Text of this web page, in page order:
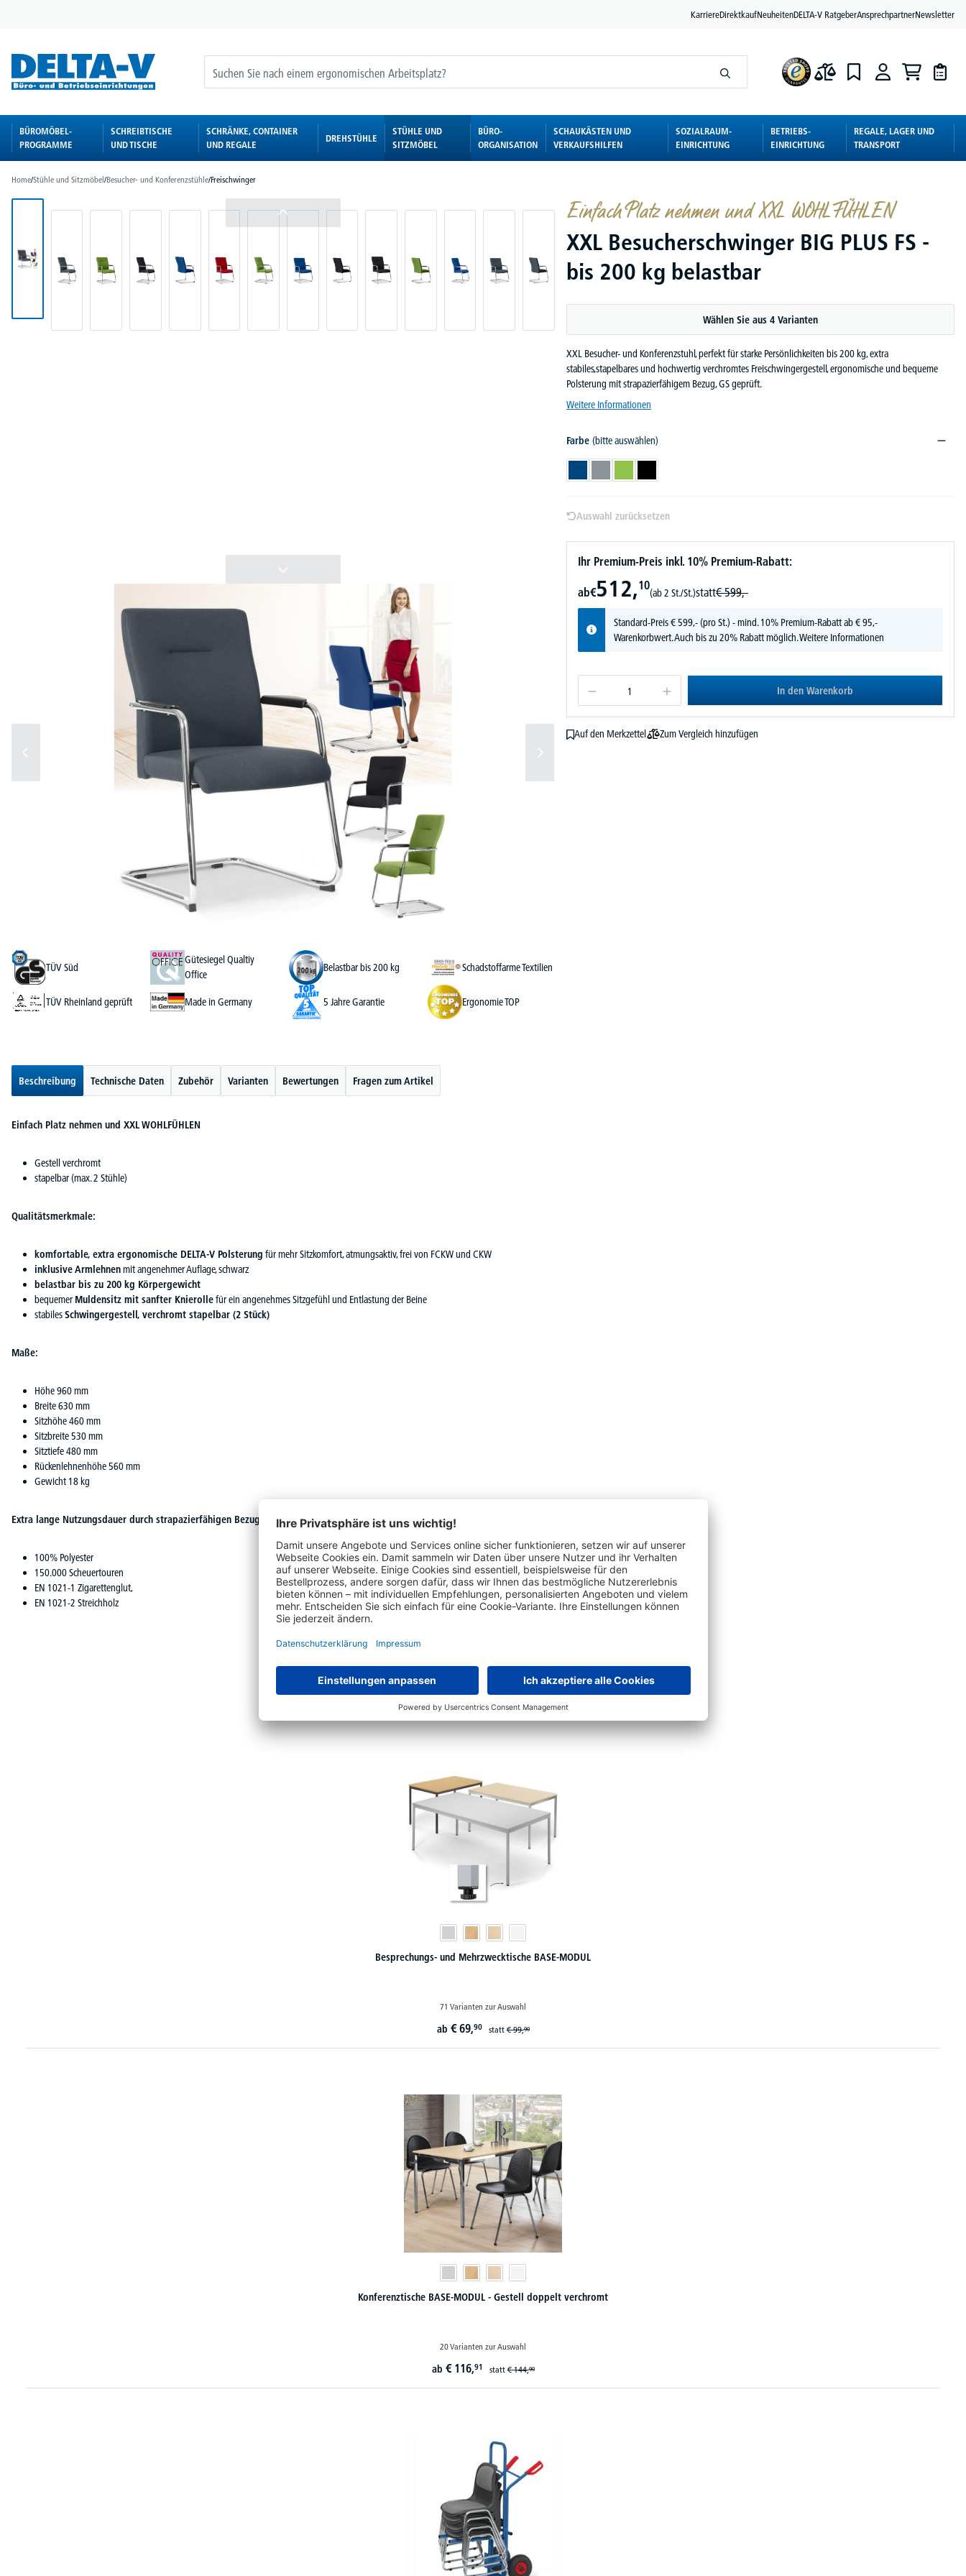
KarriereDirektkaufNeuheitenDELTA-V RatgeberAnsprechpartnerNewsletter
BÜROMÖBEL-
PROGRAMME
SCHREIBTISCHE
UND TISCHE
SCHRÄNKE, CONTAINER
UND REGALE
DREHSTÜHLE
STÜHLE UND
SITZMÖBEL
BÜRO-
ORGANISATION
SCHAUKÄSTEN UND
VERKAUFSHILFEN
SOZIALRAUM-
EINRICHTUNG
BETRIEBS-
EINRICHTUNG
REGALE, LAGER UND
TRANSPORT
Home/Stühle und Sitzmöbel/Besucher- und Konferenzstühle/Freischwinger
Einfach Platz nehmen und XXL WOHLFÜHLEN
XXL Besucherschwinger BIG PLUS FS -
bis 200 kg belastbar
Wählen Sie aus 4 Varianten
XXL Besucher- und Konferenzstuhl, perfekt für starke Persönlichkeiten bis 200 kg, extra
stabiles,stapelbares und hochwertig verchromtes Freischwingergestell, ergonomische und bequeme
Polsterung mit strapazierfähigem Bezug, GS geprüft.
Weitere Informationen
Farbe (bitte auswählen)
Auswahl zurücksetzen
Ihr Premium-Preis inkl. 10% Premium-Rabatt:
ab€512,10
(ab 2 St./St.)statt€ 599,-
Standard-Preis€ 599,-(pro St.) - mind. 10% Premium-Rabatt ab € 95,-
Warenkorbwert. Auch bis zu 20% Rabatt möglich.Weitere Informationen
In den Warenkorb
Auf den Merkzettel Zum Vergleich hinzufügen
TÜV Süd
Gütesiegel Qualtiy
Office
Belastbar bis 200 kg Schadstoffarme Textilien
TÜV Rheinland geprüft Made in Germany 5 Jahre Garantie Ergonomie TOP
Beschreibung Technische Daten Zubehör Varianten Bewertungen Fragen zum Artikel
Einfach Platz nehmen und XXL WOHLFÜHLEN
Gestell verchromt
stapelbar (max. 2 Stühle)
Qualitätsmerkmale:
komfortable, extra ergonomische DELTA-V Polsterung für mehr Sitzkomfort, atmungsaktiv, frei von FCKW und CKW
inklusive Armlehnenmit angenehmer Auflage, schwarz
belastbar bis zu 200 kg Körpergewicht
bequemer Muldensitz mit sanfter Knierollefür ein angenehmes Sitzgefühl und Entlastung der Beine
stabilesSchwingergestell, verchromt stapelbar (2 Stück)
Maße:
Höhe 960 mm
Breite 630 mm
Sitzhöhe 460 mm
Sitzbreite 530 mm
Sitztiefe 480 mm
Rückenlehnenhöhe 560 mm
Gewicht 18 kg
Extra lange Nutzungsdauer durch strapazierfähigen Bezugsstoff
100% Polyester
150.000 Scheuertouren
EN 1021-1 Zigarettenglut,
EN 1021-2 Streichholz
Machen Sie Ihren Konferenzraum komplett
Besprechungs- und Mehrzwecktische BASE-MODUL
71 Varianten zur Auswahl
ab € 69,90 statt€ 99,90
Konferenztische BASE-MODUL - Gestell doppelt verchromt
20 Varianten zur Auswahl
ab € 116,91 statt€ 144,90